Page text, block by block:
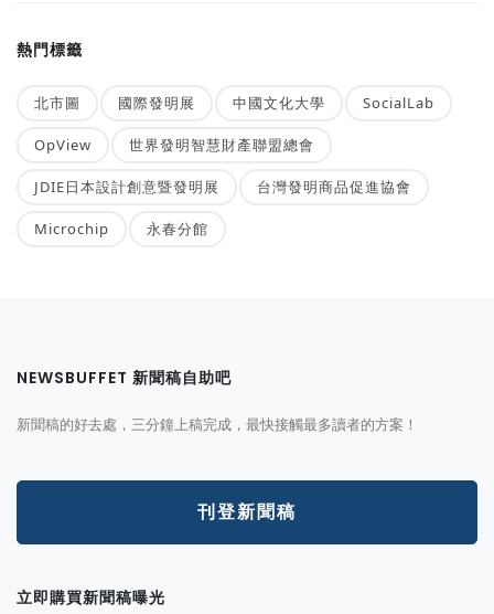
熱門標籤
北市圖 國際發明展 中國文化大學 SocialLab
OpView 世界發明智慧財產聯盟總會
JDIE日本設計創意暨發明展 台灣發明商品促進協會
Microchip 永春分館
NEWSBUFFET 新聞稿自助吧
新聞稿的好去處，三分鐘上稿完成，最快接觸最多讀者的方案！
刊登新聞稿
立即購買新聞稿曝光